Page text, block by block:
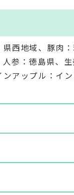
西地域、豚肉
参：徳島県、
アップル：イ